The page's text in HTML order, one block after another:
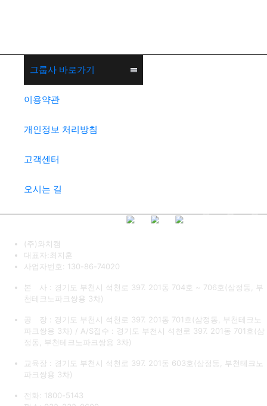
그룹사 바로가기
이용약관
개인정보 처리방침
고객센터
오시는 길
(주)와치캠
대표자:최지훈
사업자번호: 130-86-74020
본 사 : 경기도 부천시 석천로 397. 201동 704호 ~ 706호(삼정동, 부
천테크노파크쌍용 3차)
공 장 : 경기도 부천시 석천로 397. 201동 701호(삼정동, 부천테크노
파크쌍용 3차) / A/S접수 : 경기도 부천시 석천로 397. 201동 701호(삼
정동, 부천테크노파크쌍용 3차)
교육장 : 경기도 부천시 석천로 397. 201동 603호(삼정동, 부천테크노
파크쌍용 3차)
전화: 1800-5143